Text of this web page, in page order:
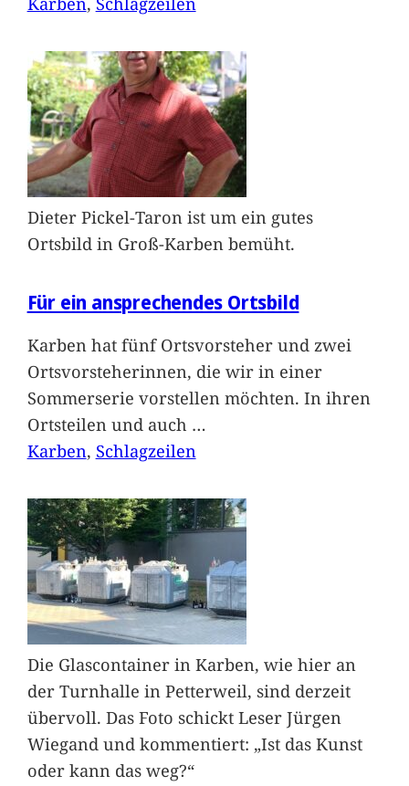
Dieter Pickel-Taron ist um ein gutes
Ortsbild in Groß-Karben bemüht.
Für ein ansprechendes Ortsbild
Karben hat fünf Ortsvorsteher und zwei
Ortsvorsteherinnen, die wir in einer
Sommerserie vorstellen möchten. In ihren
Ortsteilen und auch …
Karben, Schlagzeilen
Die Glascontainer in Karben, wie hier an
der Turnhalle in Petterweil, sind derzeit
übervoll. Das Foto schickt Leser Jürgen
Wiegand und kommentiert: „Ist das Kunst
oder kann das weg?“